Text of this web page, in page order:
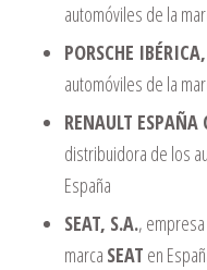
automóviles de la
PORSCHE
automóviles de la
RENAULT
distribuidora de los
España
SEAT, S.A.,
marca SEAT en